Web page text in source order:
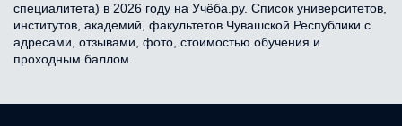
специалитета) в 2026 году на Учёба.ру. Список университетов,
институтов, академий, факультетов Чувашской Республики с
адресами, отзывами, фото, стоимостью обучения и
проходным баллом.